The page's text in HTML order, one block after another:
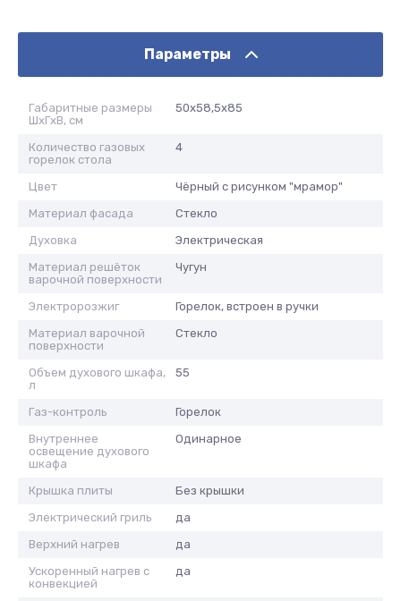
Параметры
Габаритные размеры
ШхГхВ, см
50x58,5x85
Количество газовых
горелок стола
4
Цвет
Чёрный с рисунком "мрамор"
Материал фасада
Стекло
Духовка
Электрическая
Материал решёток
варочной поверхности
Чугун
Электророзжиг
Горелок, встроен в ручки
Материал варочной
поверхности
Стекло
Объем духового шкафа,
л
55
Газ-контроль
Горелок
Внутреннее
освещение духового
шкафа
Одинарное
Крышка плиты
Без крышки
Электрический гриль
да
Верхний нагрев
да
Ускоренный нагрев с
конвекцией
да